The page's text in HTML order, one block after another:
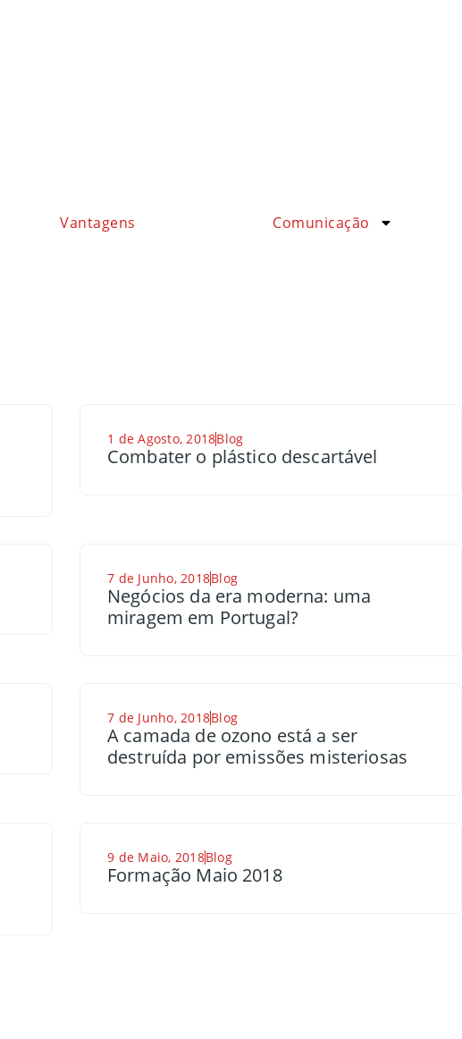
Vantagens Comunicação
1 de Agosto, 2018Blog
Combater o plástico descartável
7 de Junho, 2018Blog
Negócios da era moderna: uma
miragem em Portugal?
7 de Junho, 2018Blog
A camada de ozono está a ser
destruída por emissões misteriosas
9 de Maio, 2018Blog
Formação Maio 2018